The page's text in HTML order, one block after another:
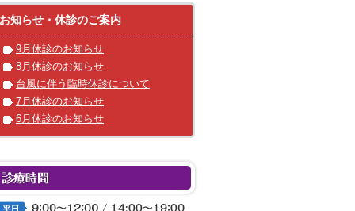
お知らせ・休診のご案内
9月休診のお知らせ
8月休診のお知らせ
台風に伴う臨時休診について
7月休診のお知らせ
6月休診のお知らせ